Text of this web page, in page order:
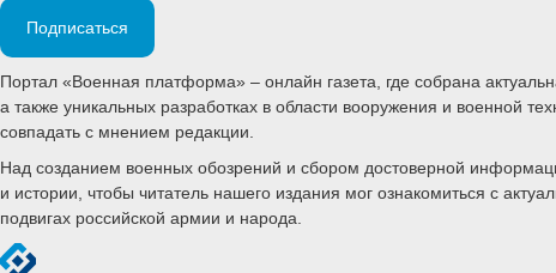
Подписаться
Портал «Военная платформа» – онлайн газета, где собрана
а также уникальных разработках в области вооружения и военной
совпадать с мнением редакции.
Над созданием военных обозрений и сбором достоверной
и истории, чтобы читатель нашего издания мог ознакомиться с
подвигах российской армии и народа.